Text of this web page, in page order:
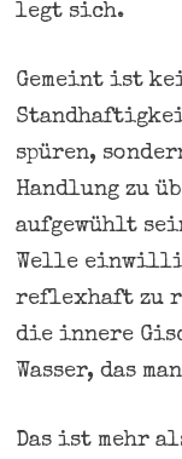
legt sich.
Gemeint ist
spüren,
Handlung zu
aufgewühlt
Welle
reflexhaft zu
die innere
Wasser, das
Das ist mehr